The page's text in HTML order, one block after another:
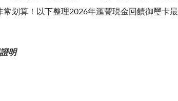
划算！以下整理2026年滙豐現金回饋御璽卡最
明